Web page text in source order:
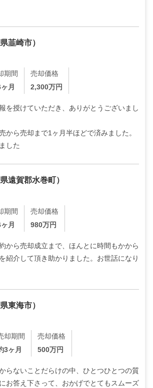
韮崎市）
期間
月
売却価格
2,300万円
を授けていただき、ありがとうございまし
から売却まで1ヶ月半ほどで済みました。
した
遠賀郡水巻町）
期間
月
売却価格
980万円
から売却成立まで、ほんとに時間もかから
紹介して頂き助かりました。お世話になり
東海市）
却期間
3ヶ月
売却価格
500万円
らないことだらけの中、ひとつひとつの質
お答え下さって、おかげでとてもスムーズ